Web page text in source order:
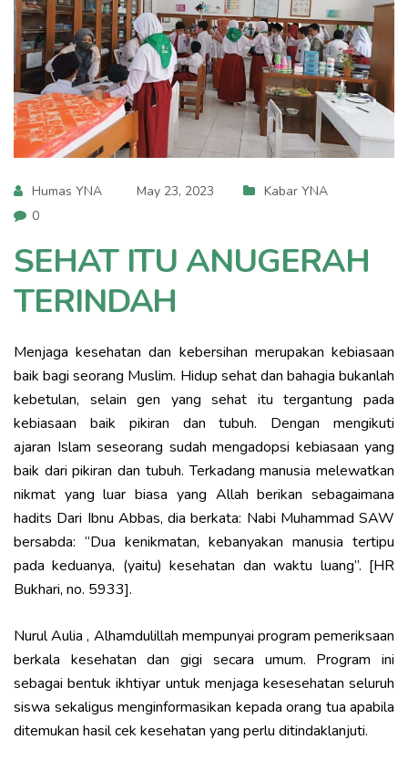
Humas YNA May 23, 2023
Kabar YNA
0
SEHAT ITU ANUGERAH
TERINDAH
Menjaga kesehatan dan kebersihan merupakan kebiasaan
baik bagi seorang Muslim. Hidup sehat dan bahagia bukanlah
kebetulan, selain gen yang sehat itu tergantung pada
kebiasaan baik pikiran dan tubuh. Dengan mengikuti
ajaran Islam seseorang sudah mengadopsi kebiasaan yang
baik dari pikiran dan tubuh. Terkadang manusia melewatkan
nikmat yang luar biasa yang Allah berikan sebagaimana
hadits Dari Ibnu Abbas, dia berkata: Nabi Muhammad SAW
bersabda: “Dua kenikmatan, kebanyakan manusia tertipu
pada keduanya, (yaitu) kesehatan dan waktu luang”. [HR
Bukhari, no. 5933].
Nurul Aulia , Alhamdulillah mempunyai program pemeriksaan
berkala kesehatan dan gigi secara umum. Program ini
sebagai bentuk ikhtiyar untuk menjaga kesesehatan seluruh
siswa sekaligus menginformasikan kepada orang tua apabila
ditemukan hasil cek kesehatan yang perlu ditindaklanjuti.